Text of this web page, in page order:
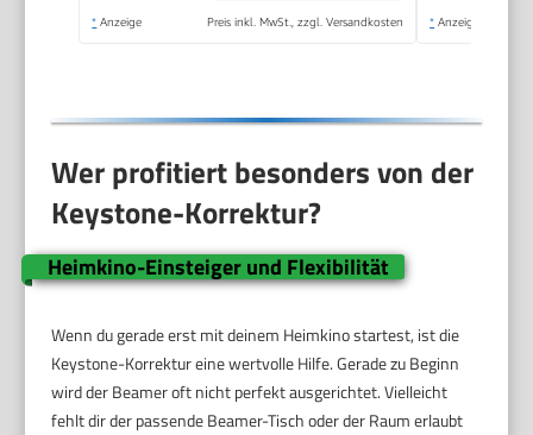
bietet großes Bild im
* Anzeige Preis inkl. MwSt., zzgl. Versandkosten * Anzeige
Wer profitiert besonders von der
Keystone-Korrektur?
Heimkino-Einsteiger und Flexibilität
Wenn du gerade erst mit deinem Heimkino startest, ist die
Keystone-Korrektur eine wertvolle Hilfe. Gerade zu Beginn
wird der Beamer oft nicht perfekt ausgerichtet. Vielleicht
fehlt dir der passende Beamer-Tisch oder der Raum erlaubt